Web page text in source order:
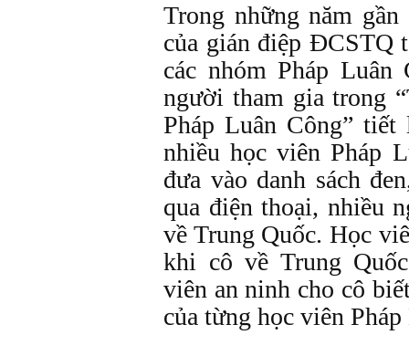
Trong những năm
của gián điệp ĐCSTQ
các nhóm Pháp
người tham gia trong
Pháp Luân Công”
nhiều học viên Pháp
đưa vào danh sách
qua điện thoại, nhiều
về Trung Quốc. Học
khi cô về Trung
viên an ninh cho cô
của từng học viên